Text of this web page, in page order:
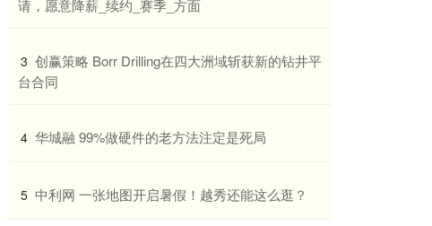
请，愿意降薪_续约_赛季_方面
3 ​创赢策略 Borr Drilling在四大洲域斩获新的钻井平
台合同
4 ​华城融 99%做硬件的老方法注定是死局
5 ​中利网 一张地图开启暑假！越秀还能这么逛？